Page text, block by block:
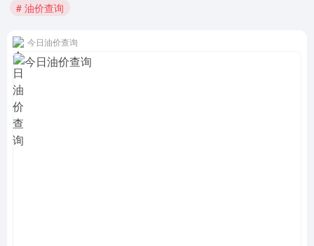
# 油价查询
今日油价查询